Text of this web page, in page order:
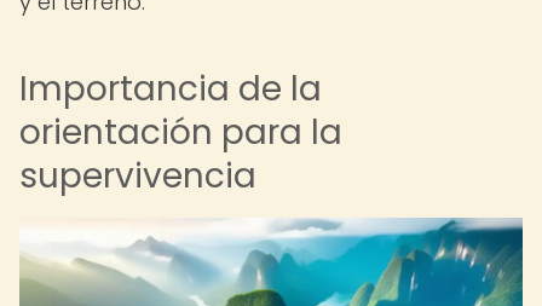
Importancia de la
orientación para la
supervivencia